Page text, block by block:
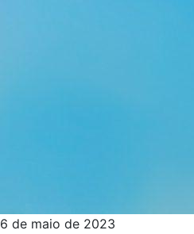
6 de maio de 2023